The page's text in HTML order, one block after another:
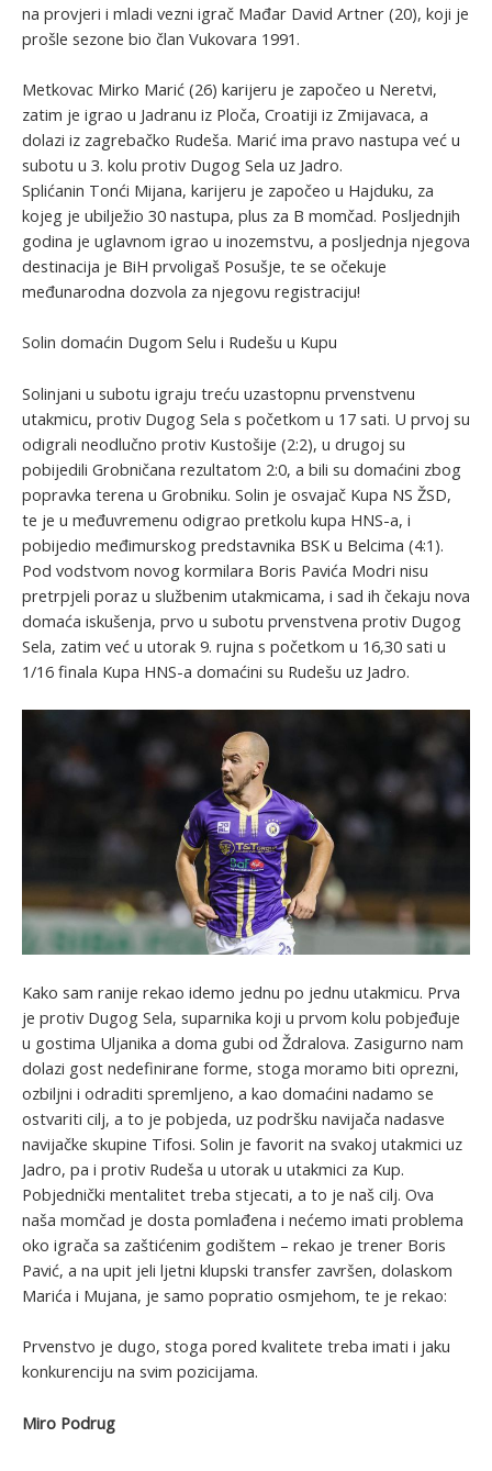
na provjeri i mladi vezni igrač Mađar David Artner (20), koji je
prošle sezone bio član Vukovara 1991.
Metkovac Mirko Marić (26) karijeru je započeo u Neretvi,
zatim je igrao u Jadranu iz Ploča, Croatiji iz Zmijavaca, a
dolazi iz zagrebačko Rudeša. Marić ima pravo nastupa već u
subotu u 3. kolu protiv Dugog Sela uz Jadro.
Splićanin Tonći Mijana, karijeru je započeo u Hajduku, za
kojeg je ubilježio 30 nastupa, plus za B momčad. Posljednjih
godina je uglavnom igrao u inozemstvu, a posljednja njegova
destinacija je BiH prvoligaš Posušje, te se očekuje
međunarodna dozvola za njegovu registraciju!
Solin domaćin Dugom Selu i Rudešu u Kupu
Solinjani u subotu igraju treću uzastopnu prvenstvenu
utakmicu, protiv Dugog Sela s početkom u 17 sati. U prvoj su
odigrali neodlučno protiv Kustošije (2:2), u drugoj su
pobijedili Grobničana rezultatom 2:0, a bili su domaćini zbog
popravka terena u Grobniku. Solin je osvajač Kupa NS ŽSD,
te je u međuvremenu odigrao pretkolu kupa HNS-a, i
pobijedio međimurskog predstavnika BSK u Belcima (4:1).
Pod vodstvom novog kormilara Boris Pavića Modri nisu
pretrpjeli poraz u službenim utakmicama, i sad ih čekaju nova
domaća iskušenja, prvo u subotu prvenstvena protiv Dugog
Sela, zatim već u utorak 9. rujna s početkom u 16,30 sati u
1/16 finala Kupa HNS-a domaćini su Rudešu uz Jadro.
Kako sam ranije rekao idemo jednu po jednu utakmicu. Prva
je protiv Dugog Sela, suparnika koji u prvom kolu pobjeđuje
u gostima Uljanika a doma gubi od Ždralova. Zasigurno nam
dolazi gost nedefinirane forme, stoga moramo biti oprezni,
ozbiljni i odraditi spremljeno, a kao domaćini nadamo se
ostvariti cilj, a to je pobjeda, uz podršku navijača nadasve
navijačke skupine Tifosi. Solin je favorit na svakoj utakmici uz
Jadro, pa i protiv Rudeša u utorak u utakmici za Kup.
Pobjednički mentalitet treba stjecati, a to je naš cilj. Ova
naša momčad je dosta pomlađena i nećemo imati problema
oko igrača sa zaštićenim godištem – rekao je trener Boris
Pavić, a na upit jeli ljetni klupski transfer završen, dolaskom
Marića i Mujana, je samo popratio osmjehom, te je rekao:
Prvenstvo je dugo, stoga pored kvalitete treba imati i jaku
konkurenciju na svim pozicijama.
Miro Podrug